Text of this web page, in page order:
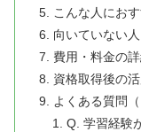
こんな人にお
向いていない人
費用・料金の
資格取得後の
よくある質問（
Q. 学習経験